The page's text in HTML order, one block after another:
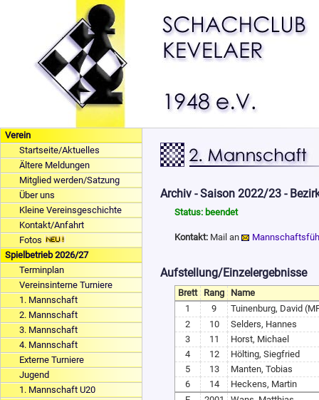
Verein
Startseite/Aktuelles
Ältere Meldungen
Mitglied werden/Satzung
Über uns
Kleine Vereinsgeschichte
Kontakt/Anfahrt
Fotos
Spielbetrieb 2026/27
Terminplan
Vereinsinterne Turniere
1. Mannschaft
2. Mannschaft
3. Mannschaft
4. Mannschaft
Externe Turniere
Jugend
1. Mannschaft U20
Archiv - Saison 2022/23 -
Status: beendet
Kontakt: Mail an
Aufstellung/Einzelergebnisse
Brett Rang
Name
1
9
Tuinenburg, David
2
10
Selders, Hannes
3
11
Horst, Michael
4
12
Hölting, Siegfried
5
13
Manten, Tobias
6
14
Heckens, Martin